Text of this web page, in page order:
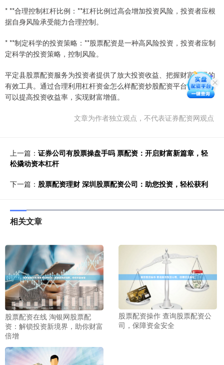
* **合理控制杠杆比例：**杠杆比例过高会增加投资风险，投资者应根
据自身风险承受能力合理控制。
* **制定科学的投资策略：**股票配资是一种高风险投资，投资者应制
定科学的投资策略，控制风险。
平定县股票配资服务为投资者提供了放大投资收益、把握财富机遇的
有效工具。通过合理利用杠杆资金怎么样配资炒股配资平台，投资者
可以提高投资收益率，实现财富增值。
文章为作者独立观点，不代表证券配资网观点
上一篇： 证券公司有股票操盘手吗 票配资：开启财富新篇章，轻
松撬动资本杠杆
下一篇： 股票配资理财 深圳股票配资公司：助您投资，轻松获利
相关文章
股票配资在线 淘银网股票配
资：解锁投资新境界，助你财富
倍增
股票配资操作 查询股票配资公
司，保障资金安全